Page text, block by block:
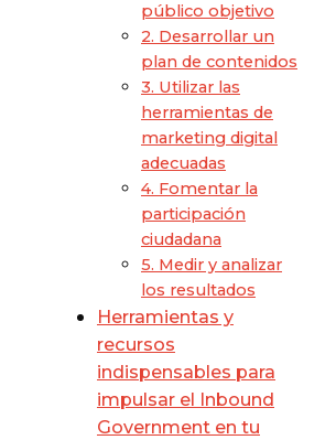
público objetivo
2. Desarrollar un
plan de contenidos
3. Utilizar las
herramientas de
marketing digital
adecuadas
4. Fomentar la
participación
ciudadana
5. Medir y analizar
los resultados
Herramientas y
recursos
indispensables para
impulsar el Inbound
Government en tu